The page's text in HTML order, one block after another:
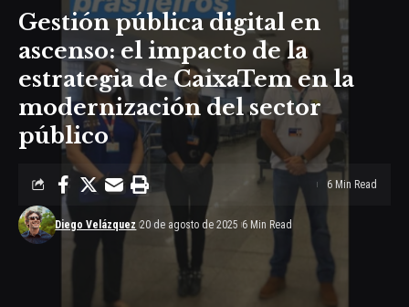
Gestión pública digital en
ascenso: el impacto de la
estrategia de CaixaTem en la
modernización del sector
público
Diego Velázquez 20 de agosto de 2025 6 Min Read
6 Min Read